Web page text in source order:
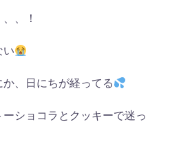
、！
い
、日にちが経ってる
ショコラとクッキーで迷っ